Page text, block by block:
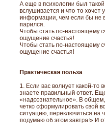
А еще в психологии был
вслушивается и что-то
информации, чем если бы не
парился.
Чтобы стать по-настоящему
ощущение счастья!
Чтобы стать по-настоящему
ощущение счастья!
Практическая польза
1. Если вас волнует какой-то
знаете правильный ответ.
«надсознательное». В общем,
четко сформулировать свой
ситуацию, переключиться на
подумаю об этом завтра!» И